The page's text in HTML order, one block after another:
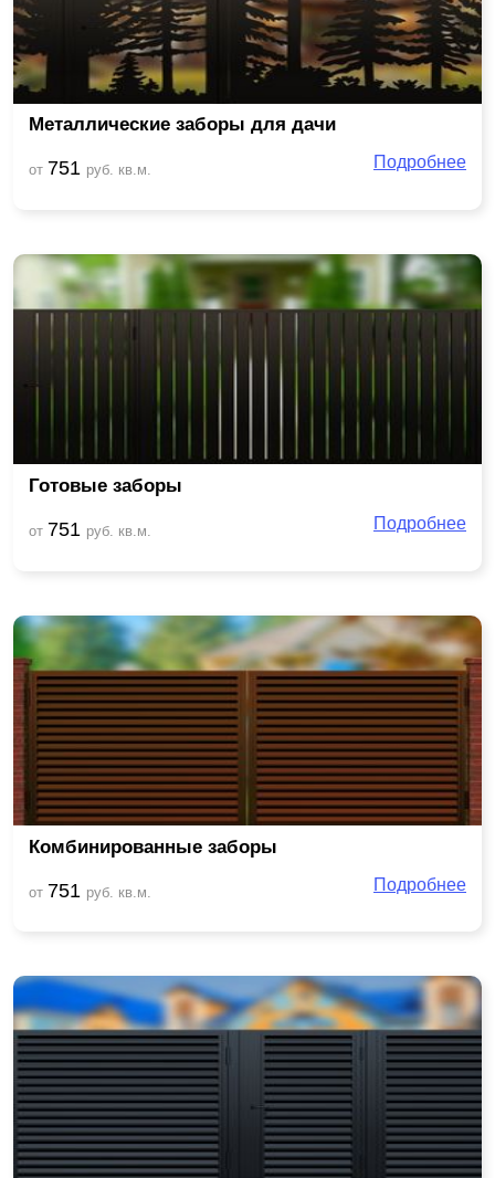
Металлические заборы для дачи
от 751 руб. кв.м. Подробнее
Готовые заборы
от 751 руб. кв.м. Подробнее
Комбинированные заборы
от 751 руб. кв.м. Подробнее